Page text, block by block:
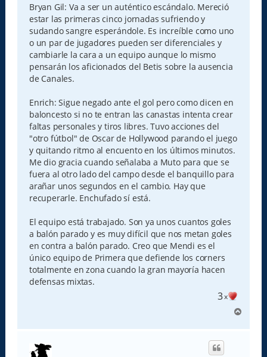
Bryan Gil: Va a ser un auténtico escándalo. Mereció
estar las primeras cinco jornadas sufriendo y
sudando sangre esperándole. Es increíble como uno
o un par de jugadores pueden ser diferenciales y
cambiarle la cara a un equipo aunque lo mismo
pensarán los aficionados del Betis sobre la ausencia
de Canales.
Enrich: Sigue negado ante el gol pero como dicen en
baloncesto si no te entran las canastas intenta crear
faltas personales y tiros libres. Tuvo acciones del
"otro fútbol" de Oscar de Hollywood parando el juego
y quitando ritmo al encuento en los últimos minutos.
Me dio gracia cuando señalaba a Muto para que se
fuera al otro lado del campo desde el banquillo para
arañar unos segundos en el cambio. Hay que
recuperarle. Enchufado sí está.
El equipo está trabajado. Son ya unos cuantos goles
a balón parado y es muy difícil que nos metan goles
en contra a balón parado. Creo que Mendi es el
único equipo de Primera que defiende los corners
totalmente en zona cuando la gran mayoría hacen
defensas mixtas.
3x
r